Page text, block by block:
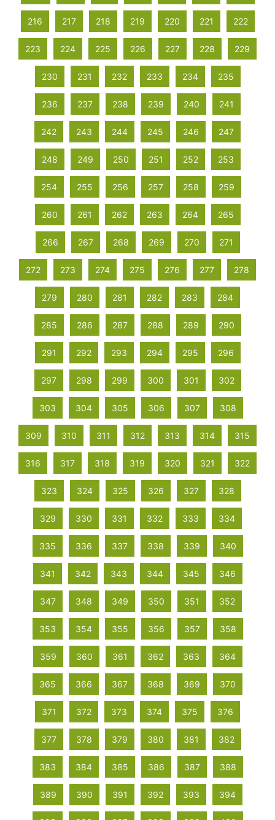
216 217 218 219 220 221 222
223 224 225 226 227 228 229
230 231 232 233 234 235
236 237 238 239 240 241
242 243 244 245 246 247
248 249 250 251 252 253
254 255 256 257 258 259
260 261 262 263 264 265
266 267 268 269 270 271
272 273 274 275 276 277 278
279 280 281 282 283 284
285 286 287 288 289 290
291 292 293 294 295 296
297 298 299 300 301 302
303 304 305 306 307 308
309 310 311 312 313 314 315
316 317 318 319 320 321 322
323 324 325 326 327 328
329 330 331 332 333 334
335 336 337 338 339 340
341 342 343 344 345 346
347 348 349 350 351 352
353 354 355 356 357 358
359 360 361 362 363 364
365 366 367 368 369 370
371 372 373 374 375 376
377 378 379 380 381 382
383 384 385 386 387 388
389 390 391 392 393 394